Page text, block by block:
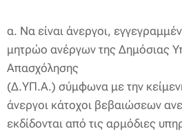
α. Να είναι άνεργοι,
μητρώο ανέργων της Δημόσιας
Απασχόλησης
(Δ.ΥΠ.Α.) σύμφωνα με την
άνεργοι κάτοχοι βεβαιώσεων
εκδίδονται από τις αρμόδιες